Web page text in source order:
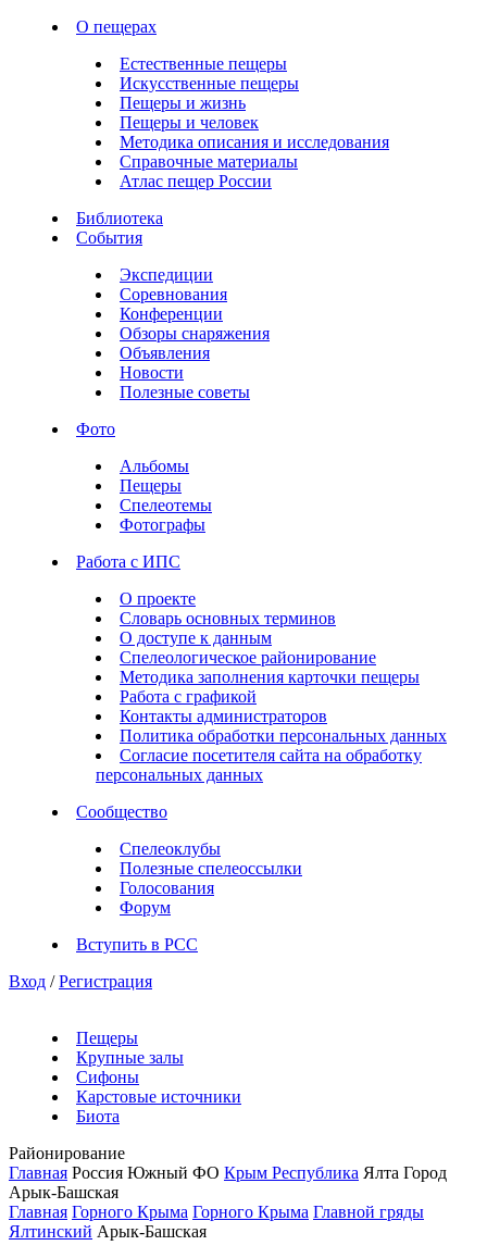
О пещерах
Естественные пещеры
Искусственные пещеры
Пещеры и жизнь
Пещеры и человек
Методика описания и исследования
Справочные материалы
Атлас пещер России
Библиотека
События
Экспедиции
Соревнования
Конференции
Обзоры снаряжения
Объявления
Новости
Полезные советы
Фото
Альбомы
Пещеры
Спелеотемы
Фотографы
Работа с ИПС
О проекте
Словарь основных терминов
О доступе к данным
Спелеологическое районирование
Методика заполнения карточки пещеры
Работа с графикой
Контакты администраторов
Политика обработки персональных данных
Согласие посетителя сайта на обработку
персональных данных
Сообщество
Спелеоклубы
Полезные спелеоссылки
Голосования
Форум
Вступить в РСС
Вход / Регистрация
Пещеры
Крупные залы
Сифоны
Карстовые источники
Биота
Районирование
Главная Россия Южный ФО Крым Республика Ялта Город
Арык-Башская
Главная Горного Крыма Горного Крыма Главной гряды
Ялтинский Арык-Башская